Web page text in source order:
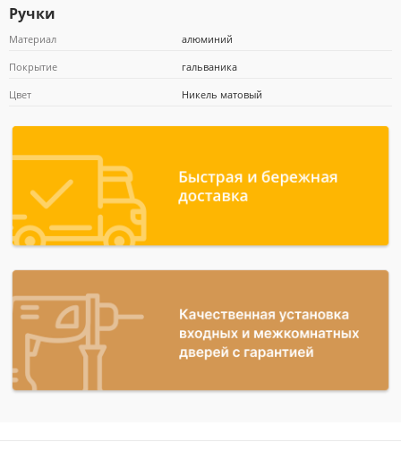
Почта Банк
Ручки
Материал алюминий
Покрытие гальваника
Цвет Никель матовый